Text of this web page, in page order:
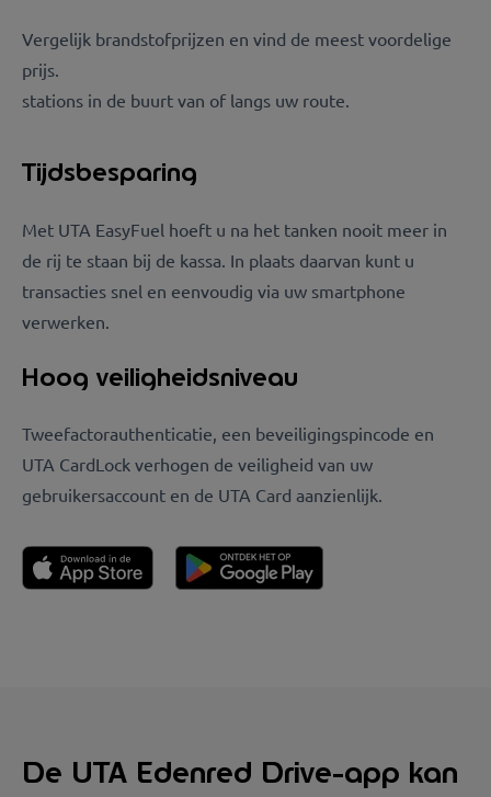
Vergelijk brandstofprijzen en vind de meest voordelige
prijs.
stations in de buurt van of langs uw route.
Tijdsbesparing
Met UTA EasyFuel hoeft u na het tanken nooit meer in
de rij te staan bij de kassa. In plaats daarvan kunt u
transacties snel en eenvoudig via uw smartphone
verwerken.
Hoog veiligheidsniveau
Tweefactorauthenticatie, een beveiligingspincode en
UTA CardLock verhogen de veiligheid van uw
gebruikersaccount en de UTA Card aanzienlijk.
De UTA Edenred Drive-app kan